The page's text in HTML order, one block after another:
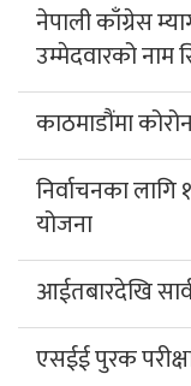
नेपाली काँग्रेस
उम्मेदवारको नाम
काठमाडौंमा
निर्वाचनका लागि
योजना
आईतबारदेखि
एसईई पुरक